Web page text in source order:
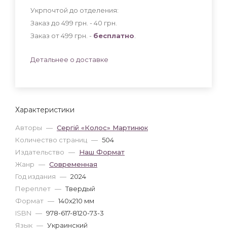
Характеристики
Авторы — Сергій «Колос» Мартинюк
Количество страниц — 504
Издательство — Наш Формат
Жанр — Современная
Год издания — 2024
Переплет — Твердый
Формат — 140x210 мм
ISBN — 978-617-8120-73-3
Язык — Украинский
Укрпочтой до отделения:
Заказ до 499 грн. - 40 грн
Заказ от 499 грн. - бесплатно
Детальнее о доставке